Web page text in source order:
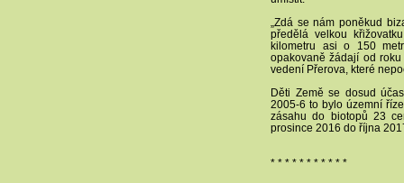
„Zdá se nám poněkud
předělá velkou
kilometru asi o 150
opakovaně žádají od
vedení Přerova, které
Děti Země se dosud
2005-6 to bylo územní
zásahu do biotopů 23
prosince 2016 do října
* * * * * * * * * * *